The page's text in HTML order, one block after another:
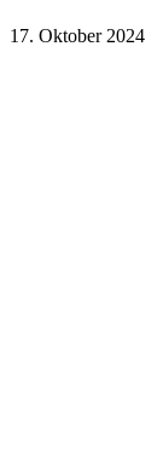
17. Oktober 2024